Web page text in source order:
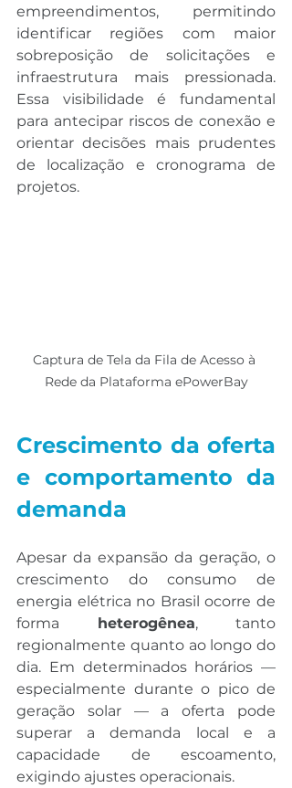
empreendimentos, permitindo
identificar regiões com maior
sobreposição de solicitações e
infraestrutura mais pressionada.
Essa visibilidade é fundamental
para antecipar riscos de conexão e
orientar decisões mais prudentes
de localização e cronograma de
projetos.
Captura de Tela da Fila de Acesso à
Rede da Plataforma ePowerBay
Crescimento da oferta
e comportamento da
demanda
Apesar da expansão da geração, o
crescimento do consumo de
energia elétrica no Brasil ocorre de
forma heterogênea, tanto
regionalmente quanto ao longo do
dia. Em determinados horários —
especialmente durante o pico de
geração solar — a oferta pode
superar a demanda local e a
capacidade de escoamento,
exigindo ajustes operacionais.